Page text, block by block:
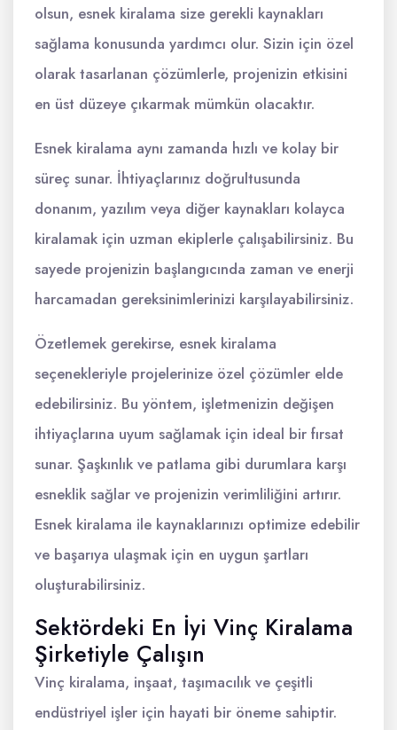
olsun, esnek kiralama size gerekli kaynakları
sağlama konusunda yardımcı olur. Sizin için özel
olarak tasarlanan çözümlerle, projenizin etkisini
en üst düzeye çıkarmak mümkün olacaktır.
Esnek kiralama aynı zamanda hızlı ve kolay bir
süreç sunar. İhtiyaçlarınız doğrultusunda
donanım, yazılım veya diğer kaynakları kolayca
kiralamak için uzman ekiplerle çalışabilirsiniz. Bu
sayede projenizin başlangıcında zaman ve enerji
harcamadan gereksinimlerinizi karşılayabilirsiniz.
Özetlemek gerekirse, esnek kiralama
seçenekleriyle projelerinize özel çözümler elde
edebilirsiniz. Bu yöntem, işletmenizin değişen
ihtiyaçlarına uyum sağlamak için ideal bir fırsat
sunar. Şaşkınlık ve patlama gibi durumlara karşı
esneklik sağlar ve projenizin verimliliğini artırır.
Esnek kiralama ile kaynaklarınızı optimize edebilir
ve başarıya ulaşmak için en uygun şartları
oluşturabilirsiniz.
Sektördeki En İyi Vinç Kiralama
Şirketiyle Çalışın
Vinç kiralama, inşaat, taşımacılık ve çeşitli
endüstriyel işler için hayati bir öneme sahiptir.